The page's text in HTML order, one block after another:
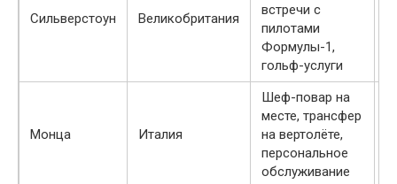
Сильверстоун Великобритания
встречи с
пилотами
Формулы-1,
гольф-услуги
Монца Италия
Шеф-повар на
месте, трансфер
на вертолёте,
персональное
обслуживание